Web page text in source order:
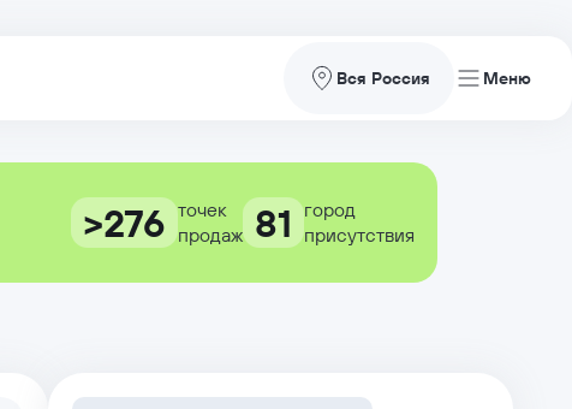
Вся Россия
>276 точек
продаж 81
город
присутствия